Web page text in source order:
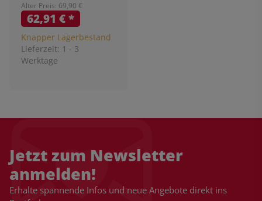
Alter Preis: 69,90 €
62,91 €*
Knapper Lagerbestand
Lieferzeit: 1 - 3
Werktage
Jetzt zum Newsletter
anmelden!
Erhalte spannende Infos und neue Angebote direkt ins